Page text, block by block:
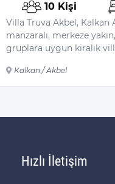
10 Kişi
Villa Truva Akbel, Kalkan
manzaralı, merkeze
gruplara uygun kiralık
Kalkan / Akbel
Hızlı İletişim